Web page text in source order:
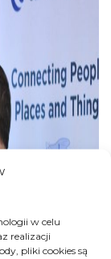
w celu
realizacji
pliki cookies są